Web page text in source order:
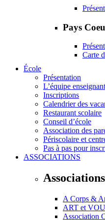
Pays
Carte
École
Présentation
L’équipe
Inscriptions
Calendrier des
Restaurant scolaire
Conseil d’école
Association des
Périscolaire et
Pas à pas pour
ASSOCIATIONS
A Corps &
ART et
Association